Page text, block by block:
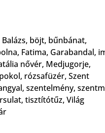
, böjt, bűnbánat,
, Fatima, Garabandal,
nővér, Medjugorje,
pokol, rózsafüzér, Szent
, szentelmény,
, tisztítótűz, Világ